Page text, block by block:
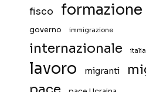
fisco formazione
governo immigrazione
internazionale
lavoro migranti